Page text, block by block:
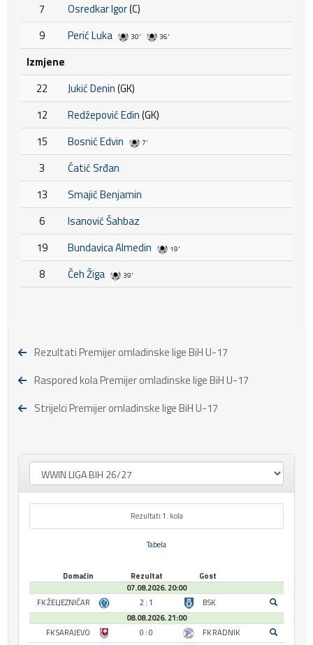
7 Osredkar Igor(C)
9
Perić Luka 30' 36'
Izmjene
22
Jukić Denin(GK)
12
Redžepović Edin(GK)
15
Bosnić Edvin 7'
3
Ćatić Srđan
13
Smajić Benjamin
6
Isanović Šahbaz
19
Bundavica Almedin 19'
8 Čeh Žiga 39'
Rezultati Premijer omladinske lige BiH U-17
Raspored kola Premijer omladinske lige BiH U-17
Strijelci Premijer omladinske lige BiH U-17
Rezultati 1. kola
Tabela
Domaćin Rezultat
Gost
07.08.2026. 20:00
FK ŽELJEZNIČAR
2 : 1
BSK
08.08.2026. 21:00
FK SARAJEVO
0 : 0
FK RADNIK